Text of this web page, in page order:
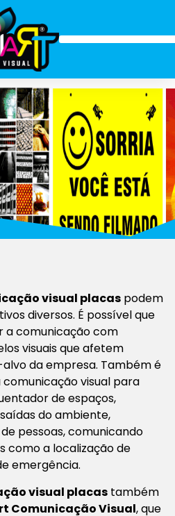
visual placas podem
diversos. É possível que
a comunicação com
visuais que afetem
da empresa. Também é
visual para
de espaços,
do ambiente,
pessoas, comunicando
como a localização de
emergência.
visual placas também
Comunicação Visual, que